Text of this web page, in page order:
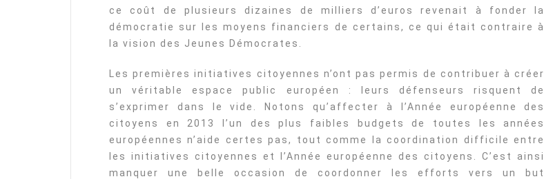
ce coût de plusieurs dizaines de milliers d’euros revenait à fonder la
démocratie sur les moyens financiers de certains, ce qui était contraire à
la vision des Jeunes Démocrates.
Les premières initiatives citoyennes n’ont pas permis de contribuer à créer
un véritable espace public européen : leurs défenseurs risquent de
s’exprimer dans le vide. Notons qu’affecter à l’Année européenne des
citoyens en 2013 l’un des plus faibles budgets de toutes les années
européennes n’aide certes pas, tout comme la coordination difficile entre
les initiatives citoyennes et l’Année européenne des citoyens. C’est ainsi
manquer une belle occasion de coordonner les efforts vers un but